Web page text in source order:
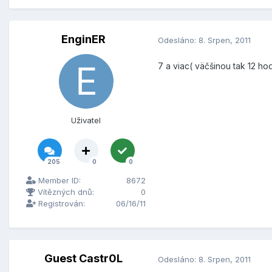
EnginER
Uživatel
205 0 0
Member ID:
8672
Vítězných dnů:
0
Registrován:
06/16/11
Odesláno: 8. Srpen, 2011
7 a viac( väčšinou tak 12
Guest Castr0L Odesláno: 8. Srpen, 2011